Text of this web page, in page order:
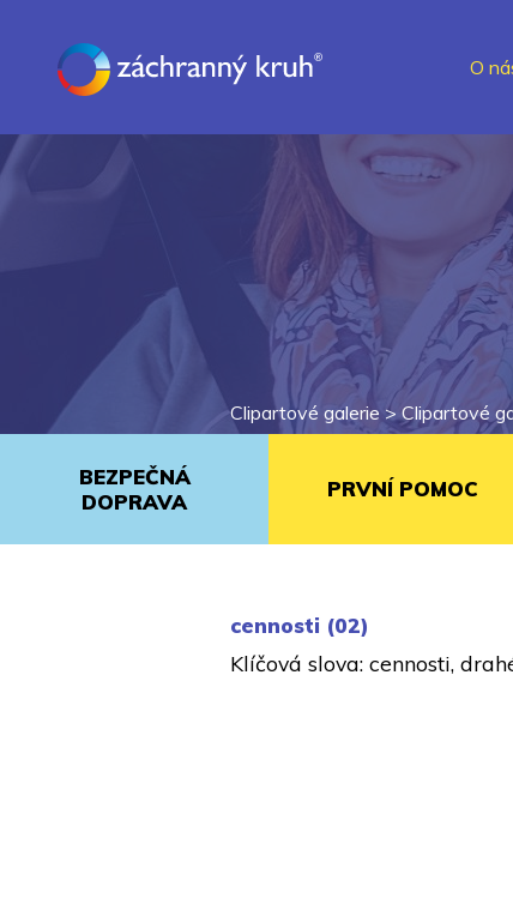
O
Clipartové galerie > Clipartové
BEZPEČNÁ
DOPRAVA
PRVNÍ POMOC
cennosti (02)
Klíčová slova: cennosti,